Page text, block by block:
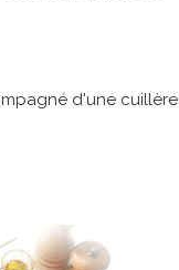
d'une cuillère